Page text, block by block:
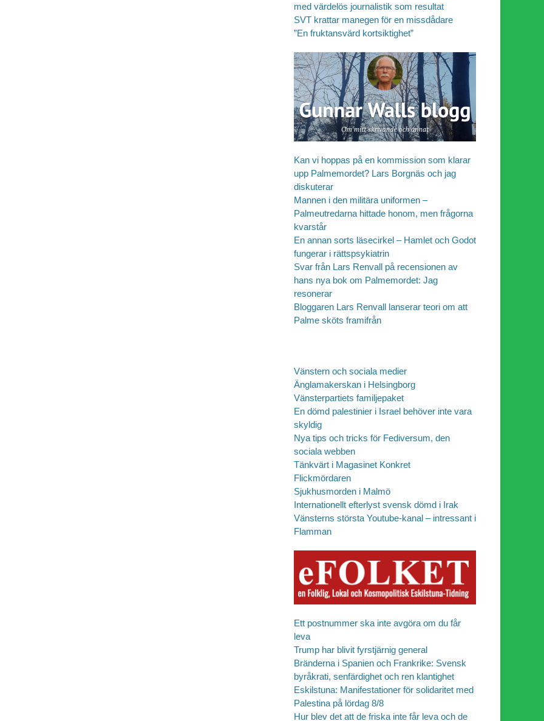
med värdelös journalistik som resultat
SVT krattar manegen för en missdådare
”En fruktansvärd kortsiktighet”
Kan vi hoppas på en kommission som klarar
upp Palmemordet? Lars Borgnäs och jag
diskuterar
Mannen i den militära uniformen –
Palmeutredarna hittade honom, men frågorna
kvarstår
En annan sorts läsecirkel – Hamlet och Godot
fungerar i rättspsykiatrin
Svar från Lars Renvall på recensionen av
hans nya bok om Palmemordet: Jag
resonerar
Bloggaren Lars Renvall lanserar teori om att
Palme sköts framifrån
Vänstern och sociala medier
Änglamakerskan i Helsingborg
Vänsterpartiets familjepaket
En dömd palestinier i Israel behöver inte vara
skyldig
Nya tips och tricks för Fediversum, den
sociala webben
Tänkvärt i Magasinet Konkret
Flickmördaren
Sjukhusmorden i Malmö
Internationellt efterlyst svensk dömd i Irak
Vänsterns största Youtube-kanal – intressant i
Flamman
Ett postnummer ska inte avgöra om du får
leva
Trump har blivit fyrstjärnig general
Bränderna i Spanien och Frankrike: Svensk
byråkrati, senfärdighet och ren klantighet
Eskilstuna: Manifestationer för solidaritet med
Palestina på lördag 8/8
Hur blev det att de friska inte får leva och de